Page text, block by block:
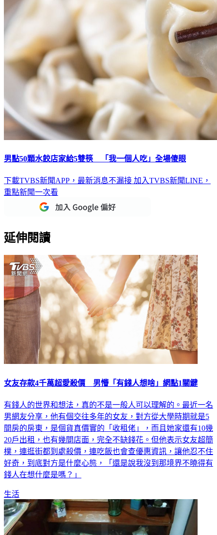
男點50顆水餃店家給5雙筷 「我一個人吃」全場傻眼
下載TVBS新聞APP，最新消息不漏接 加入TVBS新聞LINE，
重點新聞一次看
延伸閱讀
女友存款4千萬超愛殺價 男懵「有錢人想啥」網點1關鍵
有錢人的世界和想法，真的不是一般人可以理解的。最近一名
男網友分享，他有個交往多年的女友，對方從大學時期就是5
間房的房東，是個貨真價實的「收租佬」，而且她家還有10幾
20戶出租，也有幾間店面，完全不缺錢花。但他表示女友超簡
樸，連逛街都到處殺價，連吃飯也會查優惠資訊，讓他忍不住
好奇，到底對方是什麼心態，「還是說我沒到那境界不曉得有
錢人在想什麼是嗎？」
生活